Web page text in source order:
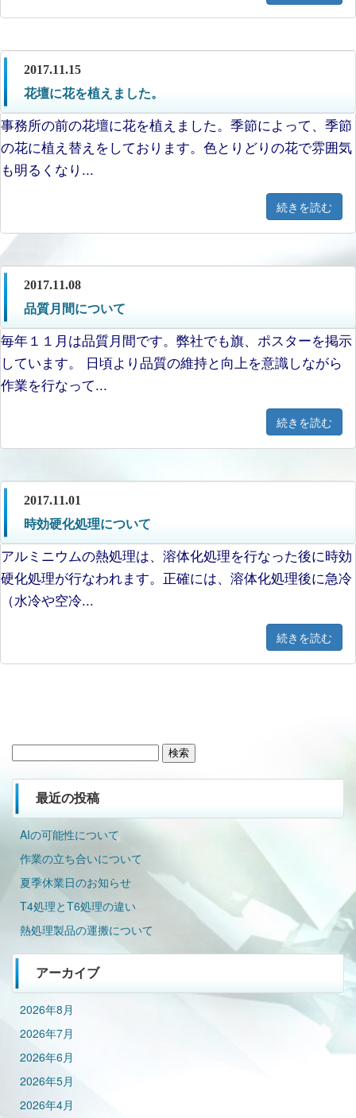
2017.11.15
花壇に花を植えました。
事務所の前の花壇に花を植えました。季節によって、季節
の花に植え替えをしております。色とりどりの花で雰囲気
も明るくなり...
続きを読む
2017.11.08
品質月間について
毎年１１月は品質月間です。弊社でも旗、ポスターを掲示
しています。 日頃より品質の維持と向上を意識しながら
作業を行なって...
続きを読む
2017.11.01
時効硬化処理について
アルミニウムの熱処理は、溶体化処理を行なった後に時効
硬化処理が行なわれます。正確には、溶体化処理後に急冷
（水冷や空冷...
続きを読む
最近の投稿
AIの可能性について
作業の立ち合いについて
夏季休業日のお知らせ
T4処理とT6処理の違い
熱処理製品の運搬について
アーカイブ
2026年8月
2026年7月
2026年6月
2026年5月
2026年4月